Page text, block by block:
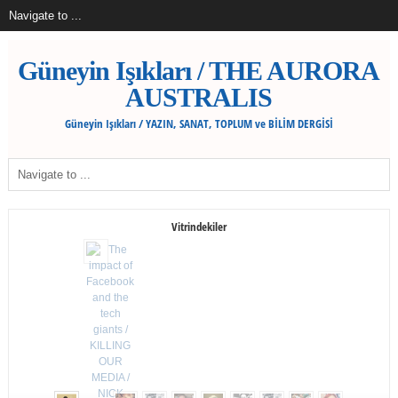
Güneyin Işıkları / THE AURORA
AUSTRALIS
Güneyin Işıkları / YAZIN, SANAT, TOPLUM ve BİLİM DERGİSİ
Vitrindekiler